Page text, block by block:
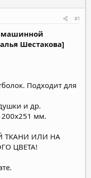
#1
Шестакова]
Подходит для
и др.
200х251 мм.
ТКАНИ ИЛИ НА
ЦВЕТА!